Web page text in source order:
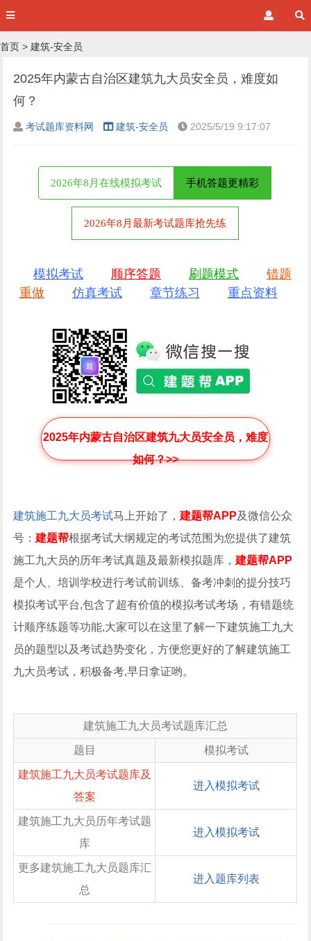
首页 > 建筑-安全员
2025年内蒙古自治区建筑九大员安全员，难度如
何？
考试题库资料网 建筑-安全员 2025/5/19 9:17:07
2026年8月在线模拟考试 手机答题更精彩
2026年8月最新考试题库抢先练
模拟考试 顺序答题 刷题模式
错题
重做
仿真考试 章节练习 重点资料
2025年内蒙古自治区建筑九大员安全员，难度
如何？>>
建筑施工九大员考试马上开始了，建题帮APP及微信公众
号：建题帮根据考试大纲规定的考试范围为您提供了建筑
施工九大员的历年考试真题及最新模拟题库，建题帮APP
是个人、培训学校进行考试前训练、备考冲刺的提分技巧
模拟考试平台,包含了超有价值的模拟考试考场，有错题统
计顺序练题等功能,大家可以在这里了解一下建筑施工九大
员的题型以及考试趋势变化，方便您更好的了解建筑施工
九大员考试，积极备考,早日拿证哟。
建筑施工九大员考试题库汇总
题目 模拟考试
建筑施工九大员考试题库及
答案
进入模拟考试
建筑施工九大员历年考试题
库
进入模拟考试
更多建筑施工九大员题库汇
总
进入题库列表